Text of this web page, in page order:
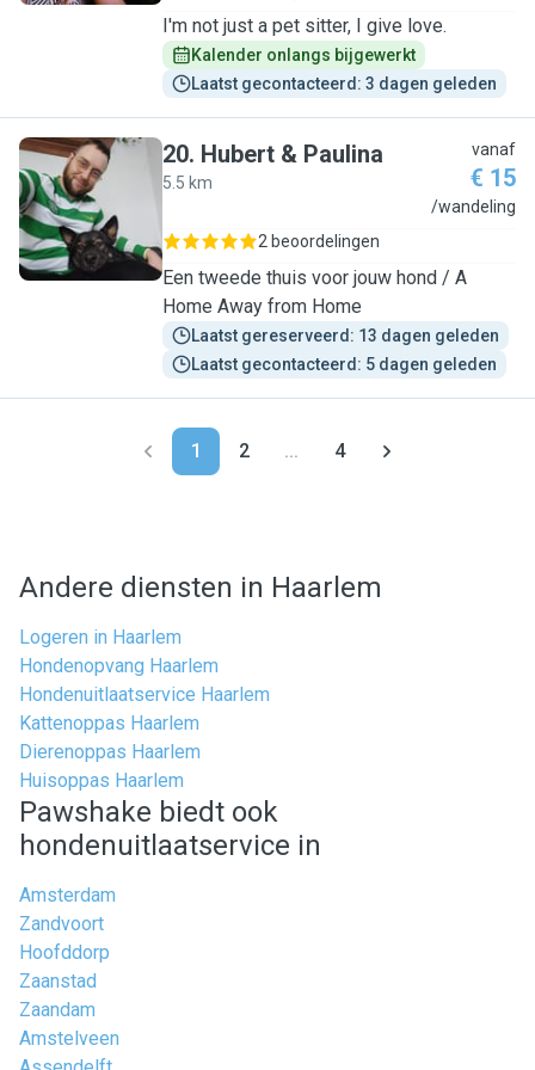
I'm not just a pet sitter, I give love.
Kalender onlangs bijgewerkt
Laatst gecontacteerd: 3 dagen geleden
H
20. Hubert & Paulina
5.5 km
vanaf
€ 15
/wandeling
2 beoordelingen
Een tweede thuis voor jouw hond / A
Home Away from Home
Laatst gereserveerd: 13 dagen geleden
Laatst gecontacteerd: 5 dagen geleden
1 2 ... 4
Andere diensten in Haarlem
Logeren in Haarlem
Hondenopvang Haarlem
Hondenuitlaatservice Haarlem
Kattenoppas Haarlem
Dierenoppas Haarlem
Huisoppas Haarlem
Pawshake biedt ook
hondenuitlaatservice in
Amsterdam
Zandvoort
Hoofddorp
Zaanstad
Zaandam
Amstelveen